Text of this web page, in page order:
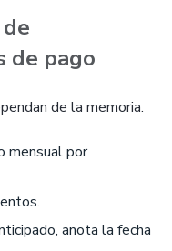
de pago
de la memoria.
mensual por
anota la fecha